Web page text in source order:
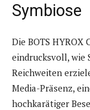
Symbiose
Die BOTS HYROX
eindrucksvoll, wie
Reichweiten
Media-Präsenz,
hochkarätiger